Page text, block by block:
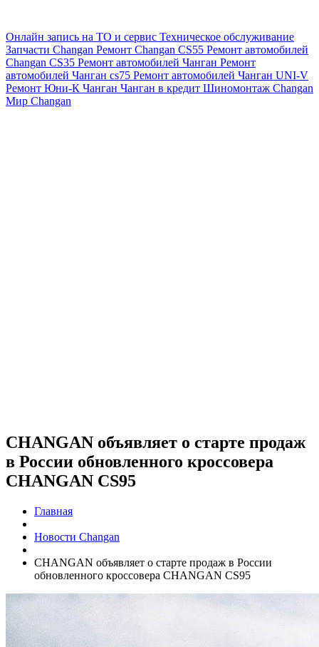
Онлайн запись на ТО и сервис Техническое обслуживание
Запчасти Changan Ремонт Changan CS55 Ремонт автомобилей
Changan CS35 Ремонт автомобилей Чанган Ремонт
автомобилей Чанган cs75 Ремонт автомобилей Чанган UNI-V
Ремонт Юни-К Чанган Чанган в кредит Шиномонтаж Changan
Мир Changan
CHANGAN объявляет о старте продаж
в России обновленного кроссовера
CHANGAN CS95
Главная
Новости Changan
CHANGAN объявляет о старте продаж в России
обновленного кроссовера CHANGAN CS95